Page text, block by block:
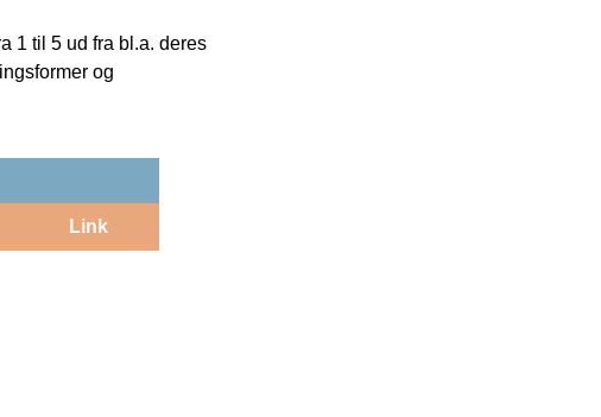
1 til 5 ud fra bl.a. deres
og
Link